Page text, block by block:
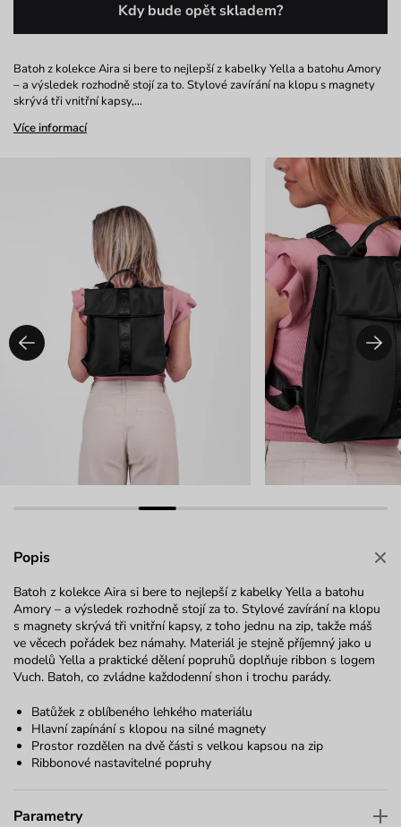
Kdy bude opět skladem?
Batoh z kolekce Aira si bere to nejlepší z kabelky Yella a batohu Amory
– a výsledek rozhodně stojí za to. Stylové zavírání na klopu s magnety
skrývá tři vnitřní kapsy,…
Více informací
Popis
Batoh z kolekce Aira si bere to nejlepší z kabelky Yella a batohu
Amory – a výsledek rozhodně stojí za to. Stylové zavírání na klopu
s magnety skrývá tři vnitřní kapsy, z toho jednu na zip, takže máš
ve věcech pořádek bez námahy. Materiál je stejně příjemný jako u
modelů Yella a praktické dělení popruhů doplňuje ribbon s logem
Vuch. Batoh, co zvládne každodenní shon i trochu parády.
Batůžek z oblíbeného lehkého materiálu
Hlavní zapínání s klopou na silné magnety
Prostor rozdělen na dvě části s velkou kapsou na zip
Ribbonové nastavitelné popruhy
Parametry